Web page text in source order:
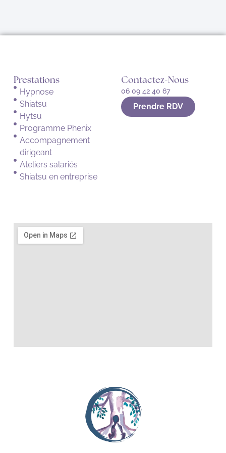
Prestations
Hypnose
Shiatsu
Hytsu
Programme Phenix
Accompagnement
dirigeant
Ateliers salariés
Shiatsu en entreprise
Contactez-Nous
06 09 42 40 67
Prendre RDV